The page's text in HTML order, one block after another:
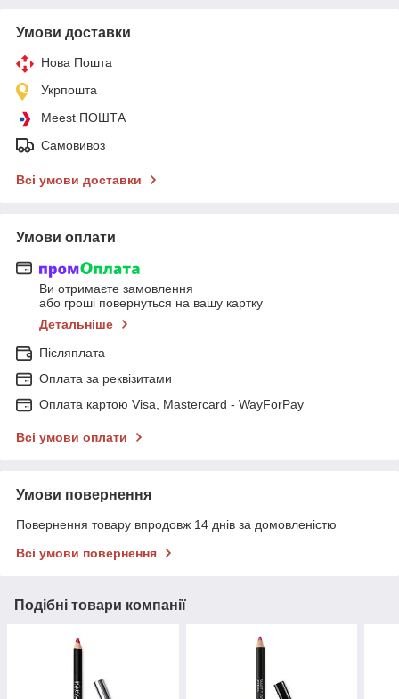
Умови доставки
Нова Пошта
Укрпошта
Meest ПОШТА
Самовивоз
Всі умови доставки
Умови оплати
Ви отримаєте замовлення
або гроші повернуться на вашу картку
Детальніше
Післяплата
Оплата за реквізитами
Оплата картою Visa, Mastercard - WayForPay
Всі умови оплати
Умови повернення
Повернення товару впродовж 14 днів за домовленістю
Всі умови повернення
Подібні товари компанії